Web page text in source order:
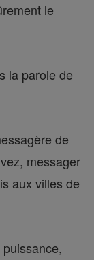
le
la parole de
de
messager
aux villes de